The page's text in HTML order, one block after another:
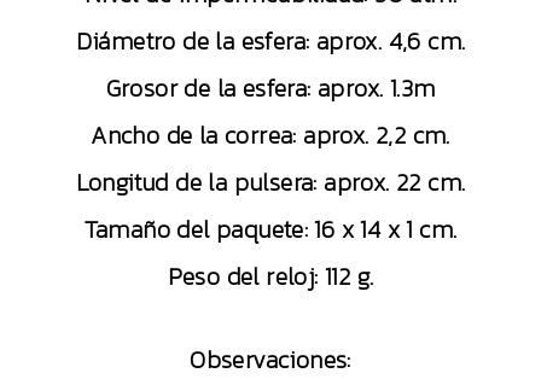
Diámetro de la esfera: aprox. 4,6 cm.
Grosor de la esfera: aprox. 1.3m
Ancho de la correa: aprox. 2,2 cm.
Longitud de la pulsera: aprox. 22 cm.
Tamaño del paquete: 16 x 14 x 1 cm.
Peso del reloj: 112 g.
Observaciones: